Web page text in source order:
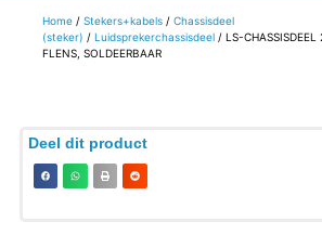
Home/ Stekers+kabels/ Chassisdeel
(steker) / Luidsprekerchassisdeel/ LS-CHASSISDEEL
FLENS, SOLDEERBAAR
Deel dit product